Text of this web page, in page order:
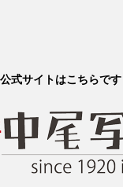
式サイトはこちらです